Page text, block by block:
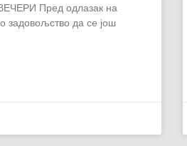
Пред одлазак на
задовољство да се још